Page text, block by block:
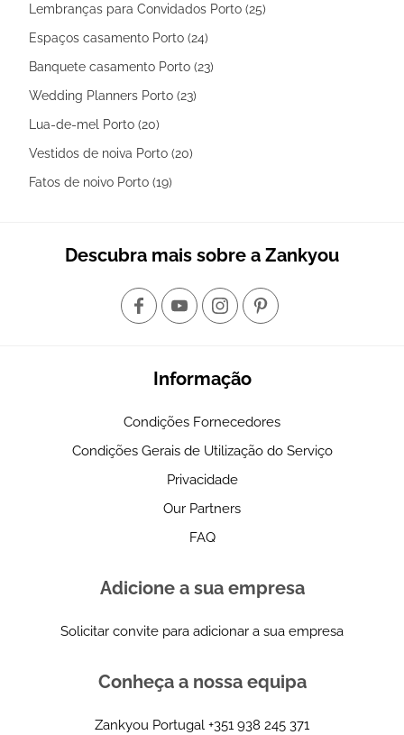
Lembranças para Convidados Porto (25)
Espaços casamento Porto (24)
Banquete casamento Porto (23)
Wedding Planners Porto (23)
Lua-de-mel Porto (20)
Vestidos de noiva Porto (20)
Fatos de noivo Porto (19)
Descubra mais sobre a Zankyou
Informação
Condições Fornecedores
Condições Gerais de Utilização do Serviço
Privacidade
Our Partners
FAQ
Adicione a sua empresa
Solicitar convite para adicionar a sua empresa
Conheça a nossa equipa
Zankyou Portugal +351 938 245 371